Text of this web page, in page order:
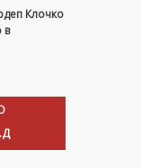
Клочко
в